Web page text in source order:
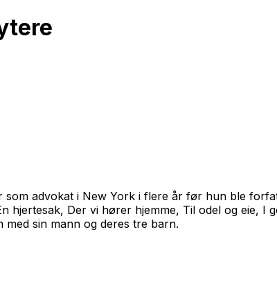
som advokat i New York i flere år før hun ble
hjertesak, Der vi hører hjemme, Til odel og eie, I
med sin mann og deres tre barn.